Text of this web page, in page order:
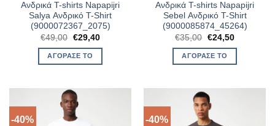
Ανδρικά T-shirts Napapijri
Salya Ανδρικό T-Shirt
(9000072367_2075)
€49,00 Original
price
was:
€49,00.
€29,40Η
ΑΓΌΡΑΣΈ ΤΟ
Ανδρικά T-shirts Napapijri
Sebel Ανδρικό T-Shirt
(9000085874_45264)
€35,00 Original
price
was:
€35,00.
€24,50Η
ΑΓΌΡΑΣΈ ΤΟ
-40% -40%